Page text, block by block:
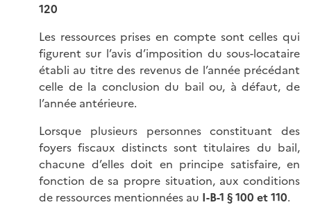
120
Les ressources prises en compte sont celles qui
figurent sur l’avis d’imposition du sous-locataire
établi au titre des revenus de l’année précédant
celle de la conclusion du bail ou, à défaut, de
l’année antérieure.
Lorsque plusieurs personnes constituant des
foyers fiscaux distincts sont titulaires du bail,
chacune d’elles doit en principe satisfaire, en
fonction de sa propre situation, aux conditions
de ressources mentionnées au I-B-1 § 100 et 110.